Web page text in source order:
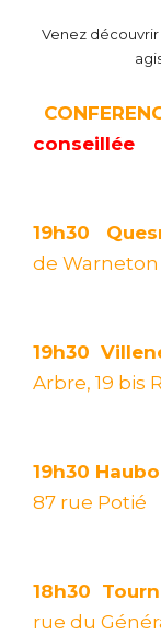
Venez
conseillée
Lundi
19h30
de Warneton
Mardi
19h30
Arbre, 19 bis
19h30
87 rue Potié
Jeudi
18h30
rue du